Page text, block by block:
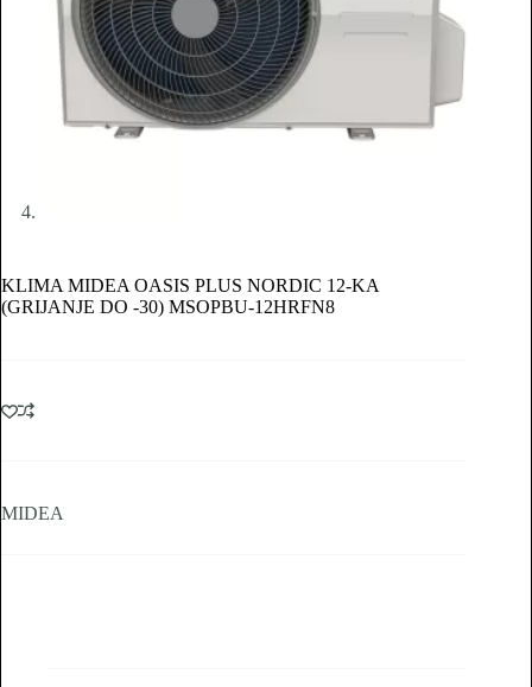
KLIMA MIDEA OASIS PLUS NORDIC 12-KA
(GRIJANJE DO -30) MSOPBU-12HRFN8
MIDEA